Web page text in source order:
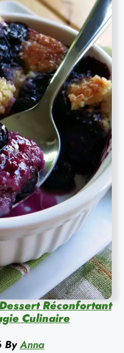
Réconfortant
Culinaire
By Anna